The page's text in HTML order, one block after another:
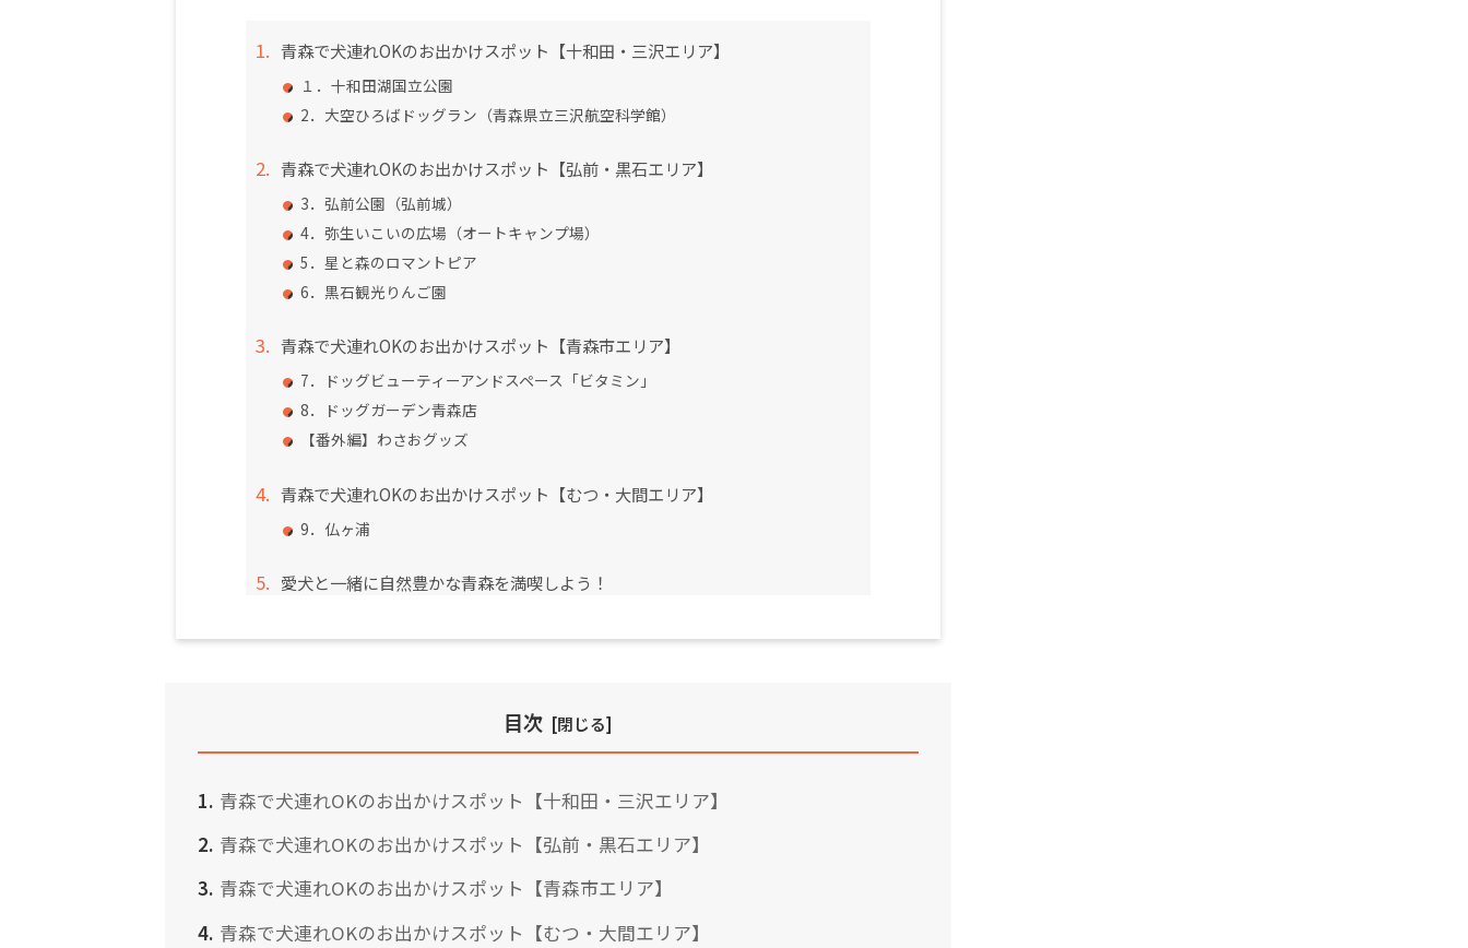
青森で犬連れOKのお出かけスポット【十和田・三沢エリア】
１．十和田湖国立公園
2．大空ひろばドッグラン（青森県立三沢航空科学館）
青森で犬連れOKのお出かけスポット【弘前・黒石エリア】
3．弘前公園（弘前城）
4．弥生いこいの広場（オートキャンプ場）
5．星と森のロマントピア
6．黒石観光りんご園
青森で犬連れOKのお出かけスポット【青森市エリア】
7．ドッグビューティーアンドスペース「ビタミン」
8．ドッグガーデン青森店
【番外編】わさおグッズ
青森で犬連れOKのお出かけスポット【むつ・大間エリア】
9．仏ヶ浦
愛犬と一緒に自然豊かな青森を満喫しよう！
目次
青森で犬連れOKのお出かけスポット【十和田・三沢エリア】
青森で犬連れOKのお出かけスポット【弘前・黒石エリア】
青森で犬連れOKのお出かけスポット【青森市エリア】
青森で犬連れOKのお出かけスポット【むつ・大間エリア】